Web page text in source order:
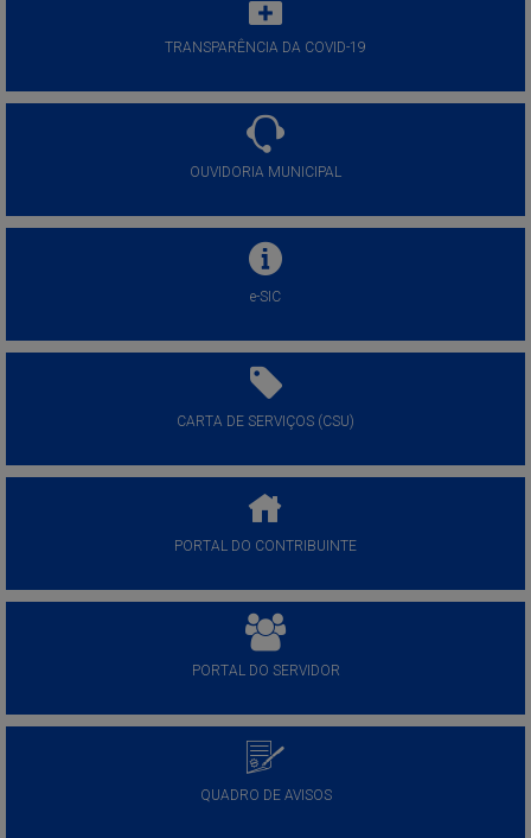
TRANSPARÊNCIA DA COVID-19
OUVIDORIA MUNICIPAL
e-SIC
CARTA DE SERVIÇOS (CSU)
PORTAL DO CONTRIBUINTE
PORTAL DO SERVIDOR
QUADRO DE AVISOS